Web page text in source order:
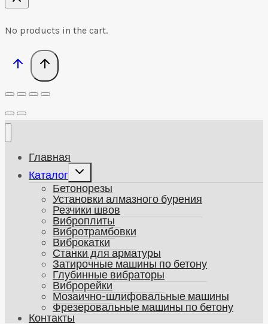
No products in the cart.
Главная
Каталог
Развернуть
меню
Бетонорезы
Установки алмазного бурения
Резчики швов
Виброплиты
Вибротрамбовки
Виброкатки
Станки для арматуры
Затирочные машины по бетону
Глубинные вибраторы
Виброрейки
Мозаично-шлифовальные машины
Фрезеровальные машины по бетону
Контакты